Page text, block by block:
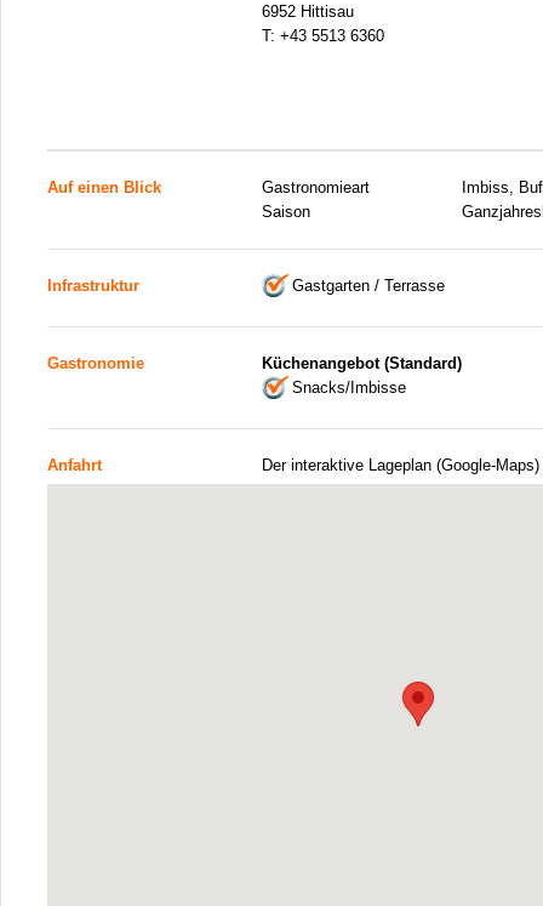
6952 Hittisau
T: +43 5513 6360
Auf einen Blick Gastronomieart
Imbiss,
Saison
Infrastruktur Gastgarten / Terrasse
Gastronomie
Küchenangebot (Standard)
Snacks/Imbisse
Anfahrt Der interaktive Lageplan (Google-